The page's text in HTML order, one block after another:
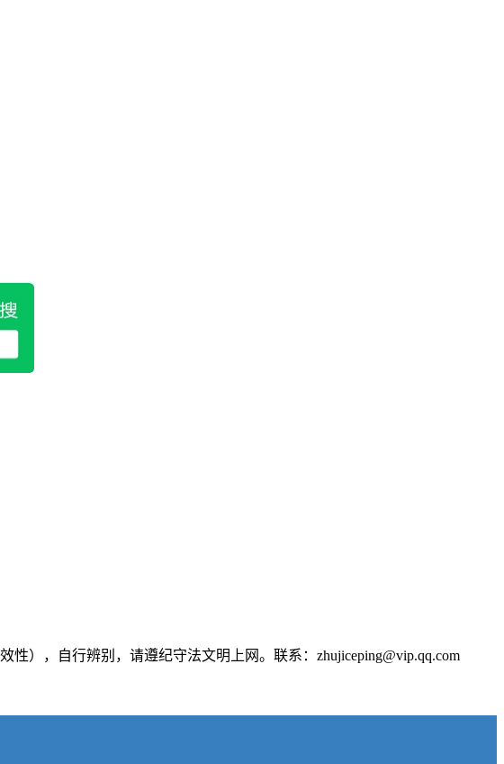
），自行辨别，请遵纪守法文明上网。联系：zhujiceping@vip.qq.com